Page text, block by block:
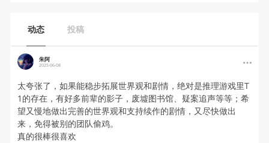
动态 投稿
朱阿
2025-06-08
太夸张了，如果能稳步拓展世界观和剧情，绝对是推理游戏里T
1的存在，有好多前辈的影子，废墟图书馆、疑案追声等等；希
望又慢地做出完善的世界观和支持续作的剧情，又尽快做出
来，免得被别的团队偷鸡。
真的很棒很喜欢